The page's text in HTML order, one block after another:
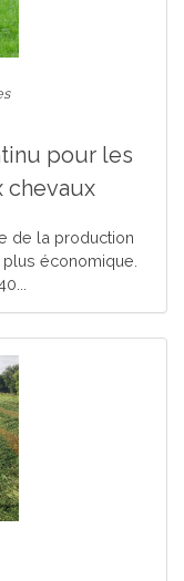
pour les
chevaux
de la production
économique.